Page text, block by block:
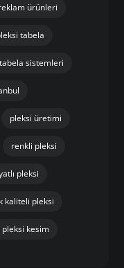
ürünleri
tabela
sistemleri
pleksi üretimi
renkli pleksi
pleksi
kaliteli pleksi
kesim